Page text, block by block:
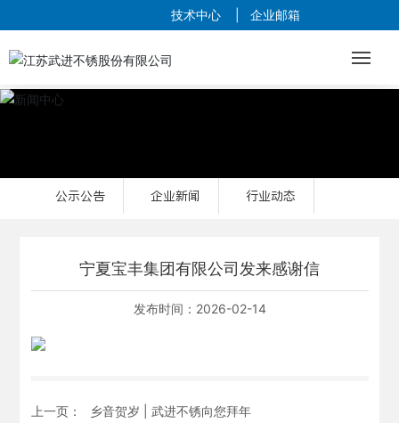
技术中心| 企业邮箱
网站首页
产品中心
营销与服务
关于我们
公示公告 企业新闻 行业动态
宁夏宝丰集团有限公司发来感谢信
发布时间： 2026-02-14
上一页： 乡音贺岁 | 武进不锈向您拜年